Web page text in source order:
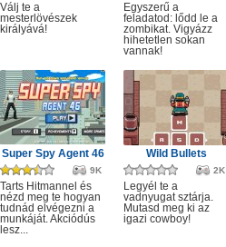
Válj te a
mesterlövészek
királyává!
Egyszerű a
feladatod: lődd le a
zombikat. Vigyázz
hihetetlen sokan
vannak!
Super Spy Agent 46
9K
Tarts Hitmannel és
nézd meg te hogyan
tudnád elvégezni a
munkáját. Akciódús
lesz...
Wild Bullets
2K
Legyél te a
vadnyugat sztárja.
Mutasd meg ki az
igazi cowboy!